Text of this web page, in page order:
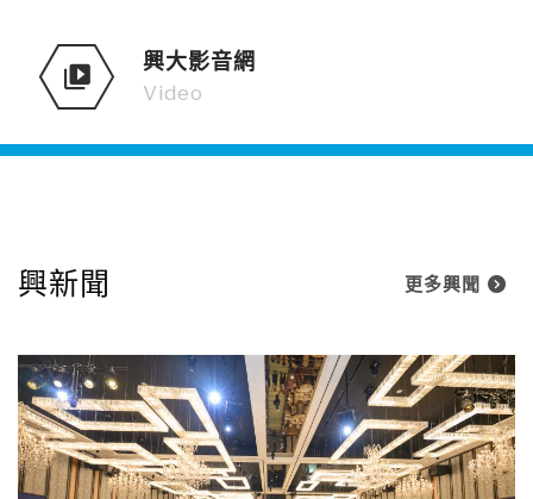
興大影音網
Video
興新聞 更多興聞